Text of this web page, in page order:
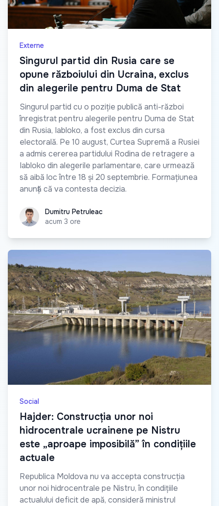
Externe
Singurul partid din Rusia care se
opune războiului din Ucraina, exclus
din alegerile pentru Duma de Stat
Singurul partid cu o poziție publică anti-război
înregistrat pentru alegerile pentru Duma de Stat
din Rusia, Iabloko, a fost exclus din cursa
electorală. Pe 10 august, Curtea Supremă a Rusiei
a admis cererea partidului Rodina de retragere a
Iabloko din alegerile parlamentare, care urmează
să aibă loc între 18 și 20 septembrie. Formațiunea
anunță că va contesta decizia.
Dumitru Petruleac
Dumitru Petruleac
acum 3 ore
Social
Hajder: Construcția unor noi
hidrocentrale ucrainene pe Nistru
este „aproape imposibilă” în condițiile
actuale
Republica Moldova nu va accepta construcția
unor noi hidrocentrale pe Nistru, în condițiile
actualului deficit de apă, consideră ministrul